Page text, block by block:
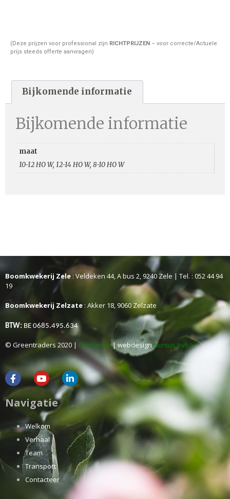
(Deze prijzen voor professional zijn RICHTPRIJZEN – voor correcte/Actuele
prijs steeds offerte aanvragen)
Bijkomende informatie
Bijkomende informatie
maat
10-12 HO W, 12-14 HO W, 8-10 HO W
Boomkwekerij Zele: Veldeken 44, A bus 2, 9240 Zele | Tel. : 052 44 94
19
Boomkwekerij Zelzate : Akker 18, 9060 Zelzate
BTW: BE 0685.495.634
© Greentraders 2020 | Disclaimer| webdesignNonius bvba
Navigatie
Welkom
Verhaal
Team
Transport
Contacteer